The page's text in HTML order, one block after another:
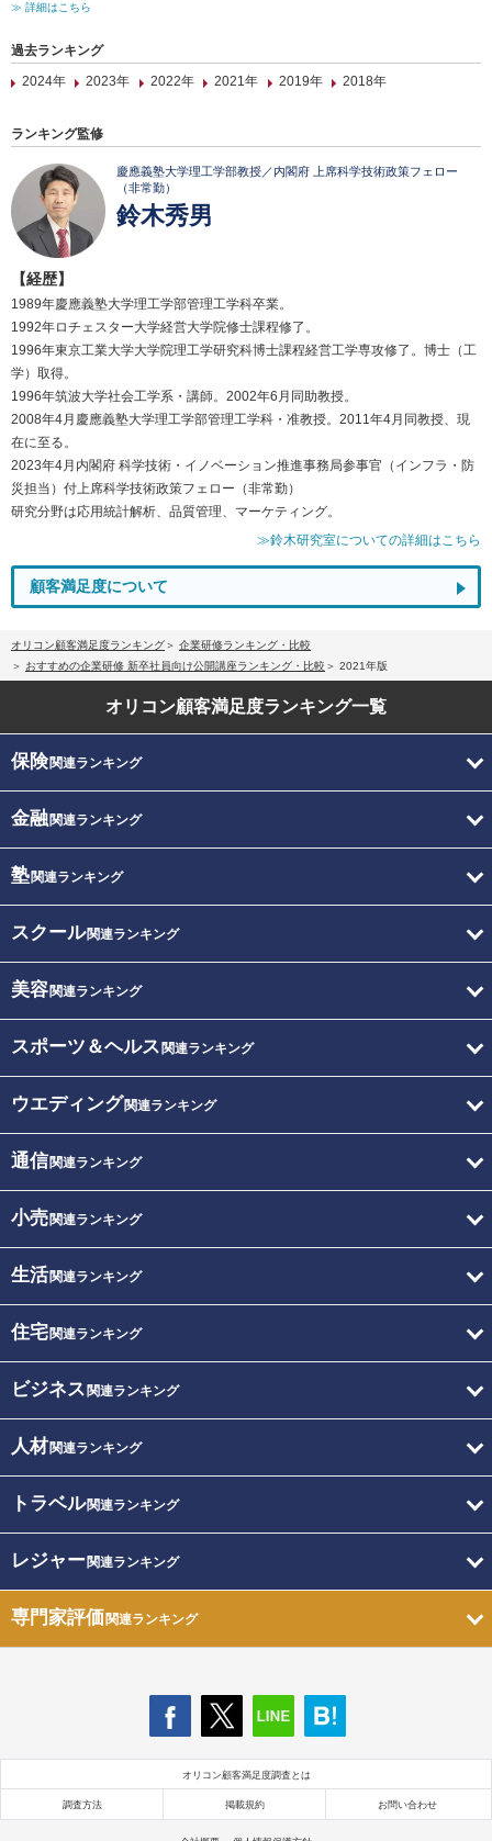
≫ 詳細はこちら
過去ランキング
2024年
2023年 2022年 2021年 2019年 2018年
ランキング監修
慶應義塾大学理工学部教授／内閣府 上席科学技術政策フェロー
（非常勤）
鈴木秀男
【経歴】
1989年慶應義塾大学理工学部管理工学科卒業。
1992年ロチェスター大学経営大学院修士課程修了。
1996年東京工業大学大学院理工学研究科博士課程経営工学専攻修了。博士（工
学）取得。
1996年筑波大学社会工学系・講師。2002年6月同助教授。
2008年4月慶應義塾大学理工学部管理工学科・准教授。2011年4月同教授、現
在に至る。
2023年4月内閣府 科学技術・イノベーション推進事務局参事官（インフラ・防
災担当）付上席科学技術政策フェロー（非常勤）
研究分野は応用統計解析、品質管理、マーケティング。
≫鈴木研究室についての詳細はこちら
顧客満足度について
オリコン顧客満足度ランキング
企業研修ランキング・比較
おすすめの企業研修 新卒社員向け公開講座ランキング・比較
2021年版
オリコン顧客満足度ランキング一覧
保険関連ランキング
金融関連ランキング
塾関連ランキング
スクール関連ランキング
美容関連ランキング
スポーツ＆ヘルス 関連ランキング
ウエディング関連ランキング
通信関連ランキング
小売関連ランキング
生活関連ランキング
住宅関連ランキング
ビジネス 関連ランキング
人材関連ランキング
トラベル関連ランキング
レジャー関連ランキング
専門家評価関連ランキング
オリコン顧客満足度調査とは
調査方法 掲載規約 お問い合わせ